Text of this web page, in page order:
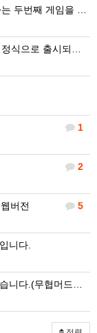
1
2
5
버전
니다.